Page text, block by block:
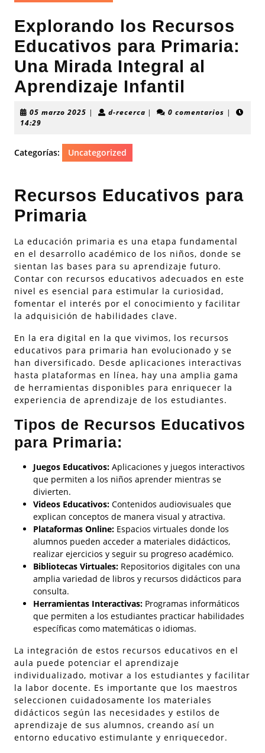
Explorando los Recursos
Educativos para Primaria:
Una Mirada Integral al
Aprendizaje Infantil
05 marzo 2025 05| d-recercad-| 0 comentarios |
14:29
Categorías: Uncategorized
Recursos Educativos para
Primaria
La educación primaria es una etapa fundamental
en el desarrollo académico de los niños, donde se
sientan las bases para su aprendizaje futuro.
Contar con recursos educativos adecuados en este
nivel es esencial para estimular la curiosidad,
fomentar el interés por el conocimiento y facilitar
la adquisición de habilidades clave.
En la era digital en la que vivimos, los recursos
educativos para primaria han evolucionado y se
han diversificado. Desde aplicaciones interactivas
hasta plataformas en línea, hay una amplia gama
de herramientas disponibles para enriquecer la
experiencia de aprendizaje de los estudiantes.
Tipos de Recursos Educativos
para Primaria:
Juegos Educativos: Aplicaciones y juegos interactivos
que permiten a los niños aprender mientras se
divierten.
Videos Educativos: Contenidos audiovisuales que
explican conceptos de manera visual y atractiva.
Plataformas Online: Espacios virtuales donde los
alumnos pueden acceder a materiales didácticos,
realizar ejercicios y seguir su progreso académico.
Bibliotecas Virtuales: Repositorios digitales con una
amplia variedad de libros y recursos didácticos para
consulta.
Herramientas Interactivas: Programas informáticos
que permiten a los estudiantes practicar habilidades
específicas como matemáticas o idiomas.
La integración de estos recursos educativos en el
aula puede potenciar el aprendizaje
individualizado, motivar a los estudiantes y facilitar
la labor docente. Es importante que los maestros
seleccionen cuidadosamente los materiales
didácticos según las necesidades y estilos de
aprendizaje de sus alumnos, creando así un
entorno educativo estimulante y enriquecedor.